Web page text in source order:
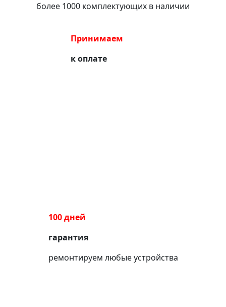
более 1000 комплектующих в наличии
Принимаем
к оплате
100 дней
гарантия
ремонтируем любые устройства